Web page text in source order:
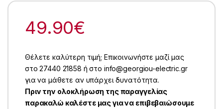
49.90€
Θέλετε καλύτερη τιμή; Επικοινωνήστε μαζί μας
στο 27440 21858 ή στο info@georgiou-electric.gr
για να μάθετε αν υπάρχει δυνατότητα.
Πριν την ολοκλήρωση της παραγγελίας
παρακαλώ καλέστε μας για να επιβεβαιώσουμε